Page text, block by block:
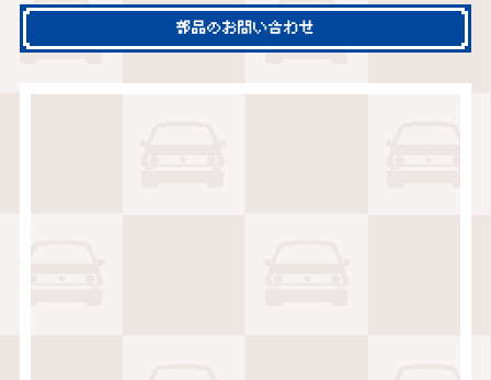
部品のお問い合わせ